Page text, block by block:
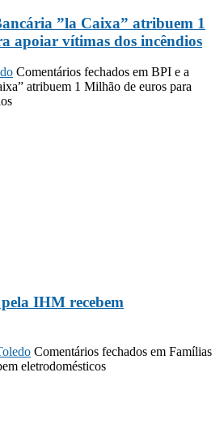
”la Caixa” atribuem 1
apoiar vítimas dos incêndios
Comentários fechados em BPI e a
atribuem 1 Milhão de euros para
IHM recebem
Comentários fechados em Famílias
eletrodomésticos